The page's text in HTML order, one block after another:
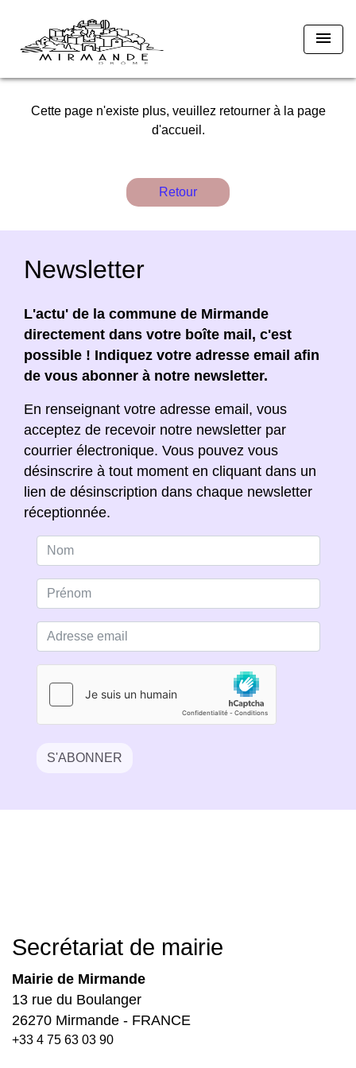
menu
Cette page n'existe plus, veuillez retourner à la page
d'accueil.
Retour
Newsletter
L'actu' de la commune de Mirmande
directement dans votre boîte mail, c'est
possible ! Indiquez votre adresse email afin
de vous abonner à notre newsletter.
En renseignant votre adresse email, vous
acceptez de recevoir notre newsletter par
courrier électronique. Vous pouvez vous
désinscrire à tout moment en cliquant dans un
lien de désinscription dans chaque newsletter
réceptionnée.
S'ABONNER
Secrétariat de mairie
Mairie de Mirmande
13 rue du Boulanger
26270 Mirmande - FRANCE
+33 4 75 63 03 90